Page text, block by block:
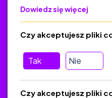
Polityka Prywatności
Regulamin
O platformie
Baza materiałów
Jak zostać autorem
FAQ
Dowiedz się więcej
Tak Nie
Czy akceptujesz pliki
Czy akceptujesz pliki